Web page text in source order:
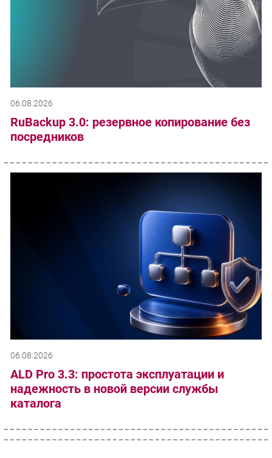
06.08.2026
RuBackup 3.0: резервное копирование без
посредников
06.08.2026
ALD Pro 3.3: простота эксплуатации и
надежность в новой версии службы
каталога